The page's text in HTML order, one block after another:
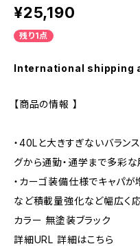
¥25,190
残り1点
International shipping
【商品の情報 】
・40Lと大きすぎないバラン
グから通勤・通学まで多彩な
・カーゴ装備仕様でキャパが
など積載量強化など幅広く
カラー 無塗装ブラック
詳細URL 詳細はこちら